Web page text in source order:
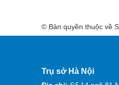
© Bản quyền thuộc về
Trụ sở Hà Nội